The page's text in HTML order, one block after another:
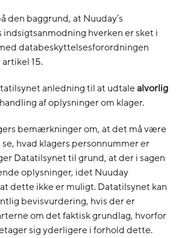
den baggrund, at Nuuday’s
indsigtsanmodning hverken er sket i
databeskyttelsesforordningen
15.
anledning til at udtalealvorlig
af oplysninger om klager.
bemærkninger om, at det må være
hvad klagers personnummer er
Datatilsynet til grund, at der i sagen
oplysninger, idet Nuuday
dette ikke er muligt. Datatilsynet kan
bevisvurdering, hvis der er
om det faktisk grundlag, hvorfor
sig yderligere i forhold dette.